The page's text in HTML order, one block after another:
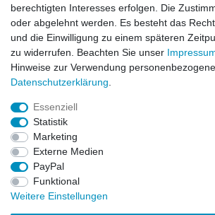
Abonnieren
** Hierbei
berechtigten Interesses erfolgen. Die
oder abgelehnt werden. Es besteht das
und die Einwilligung zu einem späteren
zu widerrufen. Beachten Sie unser
Hinweise zur Verwendung
Daten­schutz­erklärung
Essenziell
Statistik
Marketing
Externe Medien
PayPal
Funktional
Weitere Einstellungen